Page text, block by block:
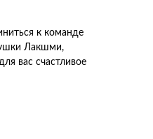
к команде
Лакшми,
вас счастливое